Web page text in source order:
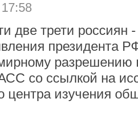
две трети россиян
президента
разрешению
со ссылкой на
центра изучения